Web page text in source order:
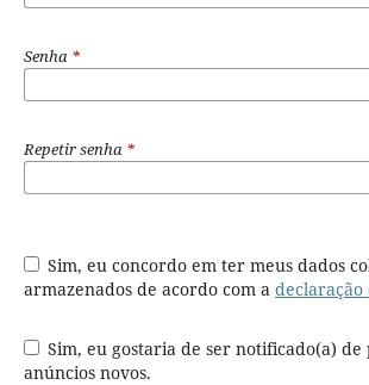
Senha *
Repetir senha *
Sim, eu concordo em ter meus dados coletados e
armazenados de acordo com a
Sim, eu gostaria de ser notificado(a) de publicações e
anúncios novos.